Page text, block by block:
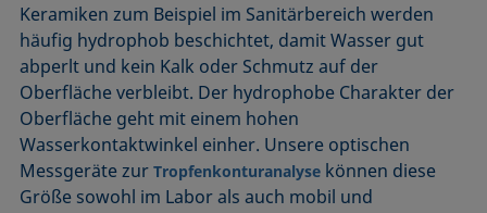
Keramiken zum Beispiel im Sanitärbereich werden
häufig hydrophob beschichtet, damit Wasser gut
abperlt und kein Kalk oder Schmutz auf der
Oberfläche verbleibt. Der hydrophobe Charakter der
Oberfläche geht mit einem hohen
Wasserkontaktwinkel einher. Unsere optischen
Messgeräte zurTropfenkonturanalyse können diese
Größe sowohl im Labor als auch mobil und